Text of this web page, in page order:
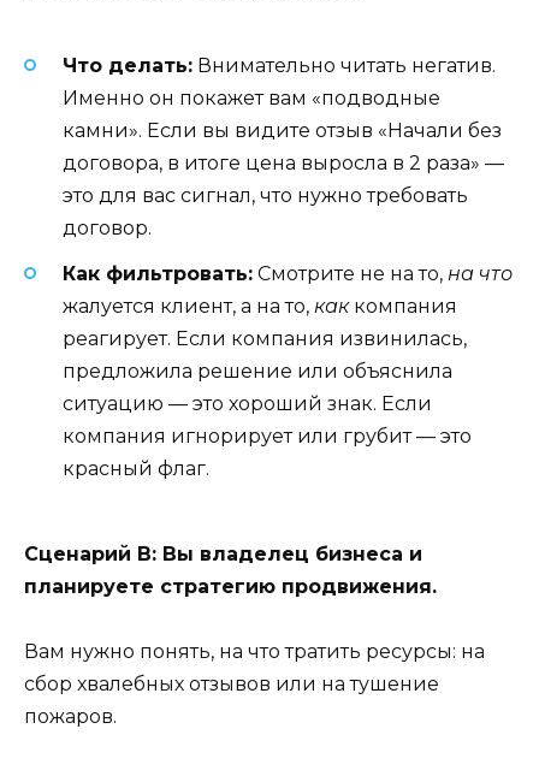
Что делать: Внимательно читать негатив.
Именно он покажет вам «подводные
камни». Если вы видите отзыв «Начали без
договора, в итоге цена выросла в 2 раза» —
это для вас сигнал, что нужно требовать
договор.
Как фильтровать: Смотрите не на то, на что
жалуется клиент, а на то, каккомпания
реагирует. Если компания извинилась,
предложила решение или объяснила
ситуацию — это хороший знак. Если
компания игнорирует или грубит — это
красный флаг.
Сценарий В: Вы владелец бизнеса и
планируете стратегию продвижения.
Вам нужно понять, на что тратить ресурсы: на
сбор хвалебных отзывов или на тушение
пожаров.